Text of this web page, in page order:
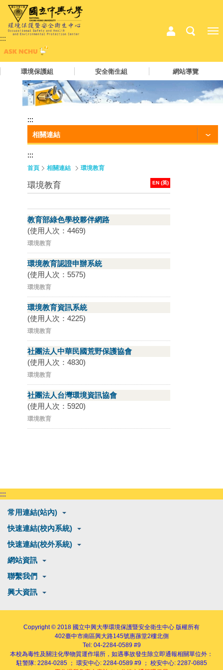
:::
環境保護組 安全衛生組 網站導覽
:::
相關連結
:::
首頁 相關連結 環境教育
EN (英)
環境教育
教育部綠色學校夥伴網路
(使用人次：4469)
環境教育
環境教育認證申辦系統
(使用人次：5575)
環境教育
環境教育資訊系統
(使用人次：4225)
環境教育
社團法人中華民國荒野保護協會
(使用人次：4830)
環境教育
社團法人台灣環境資訊協會
(使用人次：5920)
環境教育
:::
常用連結(站內)
快速連結(校內系統)
快速連結(校外系統)
網站資訊
聯繫我們
興大資訊
Copyright © 2018 國立中興大學環境保護暨安全衛生中心 版權所有
402臺中市南區興大路145號惠蓀堂2樓北側
Tel: 04-2284-0589 #9
本校為毒性及關注化學物質運作場所，如遇事故發生除立即通報相關單位外：
駐警隊: 2284-0285 ； 環安中心: 2284-0589 #9 ； 校安中心: 2287-0885